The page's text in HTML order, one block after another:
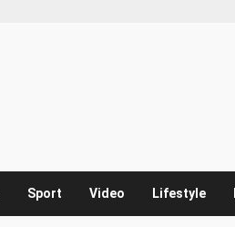
Sport Video Lifestyle